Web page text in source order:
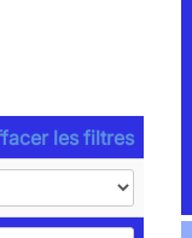
les filtres